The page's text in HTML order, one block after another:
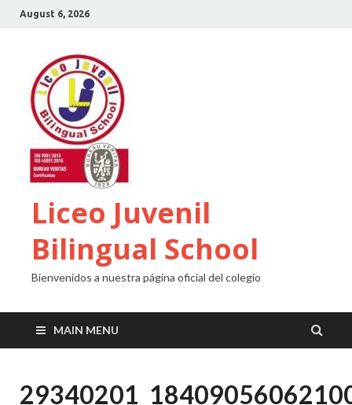
August 6, 2026
Liceo Juvenil
Bilingual School
Bienvenidos a nuestra página oficial del colegio
MAIN MENU